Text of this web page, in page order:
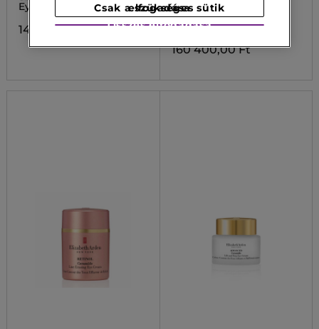
Eye Cream Plus
14 900,00 Ft
Cream
Szemkörnyékápoló
krém
160 400,00 Ft
Csak a szükséges sütik elfogadása
Összes elfogadása